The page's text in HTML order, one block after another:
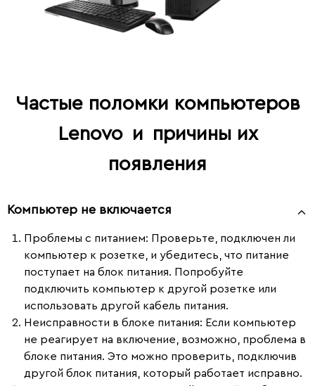
Частые поломки компьютеров
Lenovo и причины их
появления
Компьютер не включается
Проблемы с питанием: Проверьте, подключен ли
компьютер к розетке, и убедитесь, что питание
поступает на блок питания. Попробуйте
подключить компьютер к другой розетке или
использовать другой кабель питания.
Неисправности в блоке питания: Если компьютер
не реагирует на включение, возможно, проблема в
блоке питания. Это можно проверить, подключив
другой блок питания, который работает исправно.